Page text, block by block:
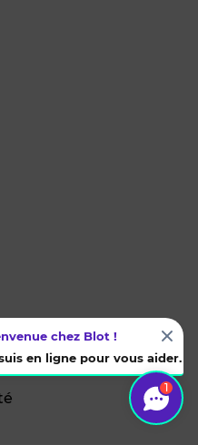
1
chez Blot !
en ligne pour vous aider.